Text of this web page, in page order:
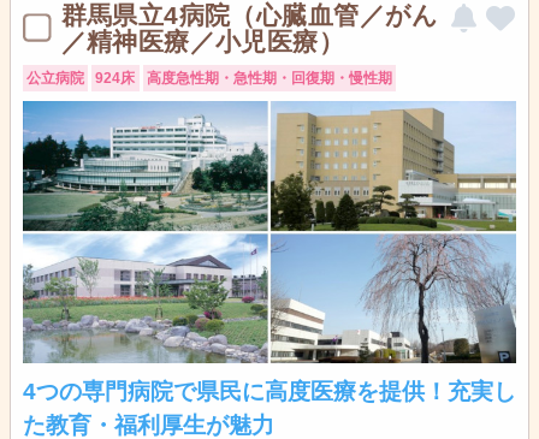
群馬県立4病院（心臓血管／がん
／精神医療／小児医療）
公立病院 924床 高度急性期・急性期・回復期・慢性期
4つの専門病院で県民に高度医療を提供！充実し
た教育・福利厚生が魅力